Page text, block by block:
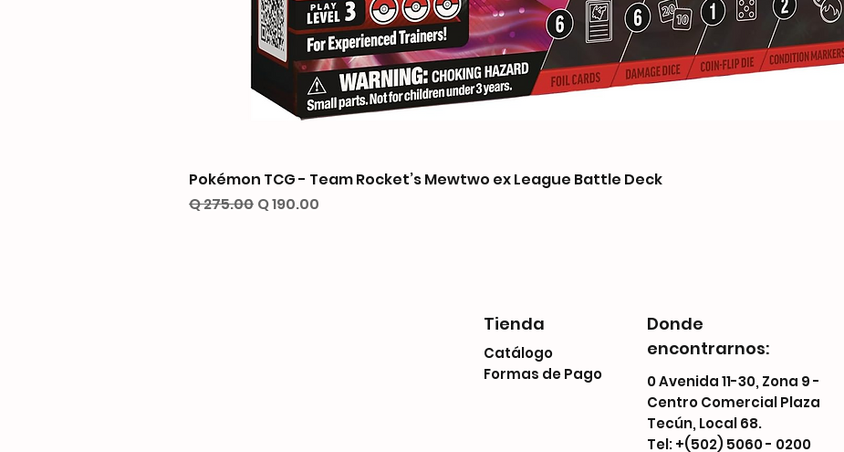
Pokémon TCG - Team Rocket’s Mewtwo ex League Battle Deck
Precio
Q 275.00 Precio de oferta
Q 190.00
Tienda
Catálogo
Formas de Pago
Donde
encontrarnos:
0 Avenida 11-30, Zona 9 -
Centro Comercial Plaza
Tecún, Local 68.
Tel: +(502) 5060 - 0200